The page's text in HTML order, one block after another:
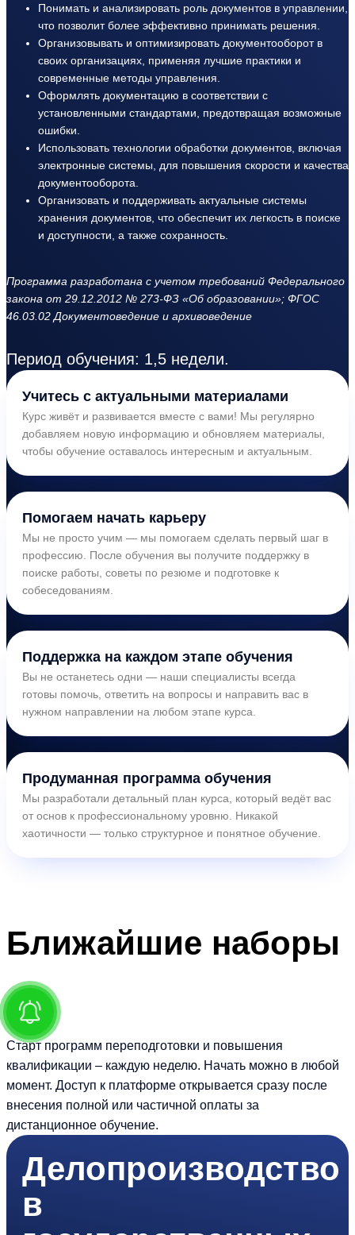
Понимать и анализировать роль документов в управлении,
что позволит более эффективно принимать решения.
Организовывать и оптимизировать документооборот в
своих организациях, применяя лучшие практики и
современные методы управления.
Оформлять документацию в соответствии с
установленными стандартами, предотвращая возможные
ошибки.
Использовать технологии обработки документов, включая
электронные системы, для повышения скорости и качества
документооборота.
Организовать и поддерживать актуальные системы
хранения документов, что обеспечит их легкость в поиске
и доступности, а также сохранность.
Программа разработана с учетом требований Федерального
закона от 29.12.2012 № 273-ФЗ «Об образовании»; ФГОС
46.03.02 Документоведение и архивоведение
Период обучения: 1,5 недели.
Учитесь с актуальными материалами
Курс живёт и развивается вместе с вами! Мы регулярно
добавляем новую информацию и обновляем материалы,
чтобы обучение оставалось интересным и актуальным.
Помогаем начать карьеру
Мы не просто учим — мы помогаем сделать первый шаг в
профессию. После обучения вы получите поддержку в
поиске работы, советы по резюме и подготовке к
собеседованиям.
Поддержка на каждом этапе обучения
Вы не останетесь одни — наши специалисты всегда
готовы помочь, ответить на вопросы и направить вас в
нужном направлении на любом этапе курса.
Продуманная программа обучения
Мы разработали детальный план курса, который ведёт вас
от основ к профессиональному уровню. Никакой
хаотичности — только структурное и понятное обучение.
Ближайшие наборы
Старт программ переподготовки и повышения
квалификации – каждую неделю. Начать можно в любой
момент. Доступ к платформе открывается сразу после
внесения полной или частичной оплаты за
дистанционное обучение.
Делопроизводство
в